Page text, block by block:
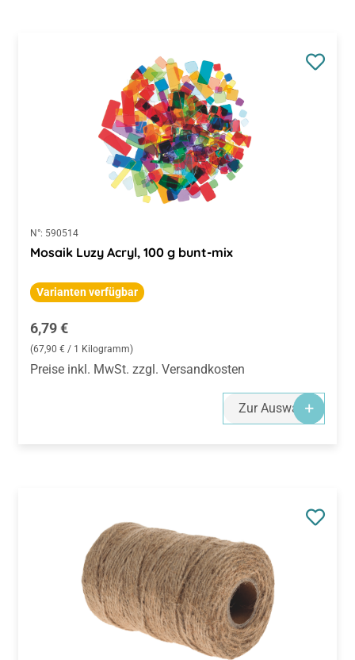
N°: 590514
Mosaik Luzy Acryl, 100 g bunt-mix
Varianten verfügbar
Regulärer Preis:
6,79 €
(67,90 € / 1 Kilogramm)
Preise inkl. MwSt. zzgl. Versandkosten
Zur Auswahl